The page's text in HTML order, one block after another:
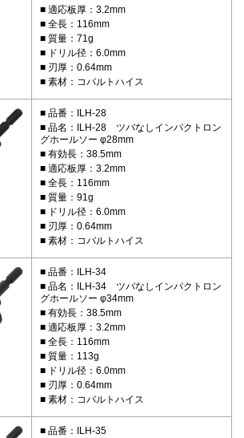
適応板厚：3.2mm
全長：116mm
質量：71g
ドリル径：6.0mm
刃厚：0.64mm
素材：コバルトハイス
品番：ILH-28
品名：ILH-28 ツバなしインパクトロン
グホールソー φ28mm
有効長：38.5mm
適応板厚：3.2mm
全長：116mm
質量：91g
ドリル径：6.0mm
刃厚：0.64mm
素材：コバルトハイス
品番：ILH-34
品名：ILH-34 ツバなしインパクトロン
グホールソー φ34mm
有効長：38.5mm
適応板厚：3.2mm
全長：116mm
質量：113g
ドリル径：6.0mm
刃厚：0.64mm
素材：コバルトハイス
品番：ILH-35